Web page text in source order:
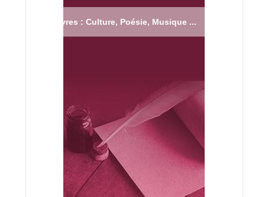
Livres : Culture, Poésie, Musique ...